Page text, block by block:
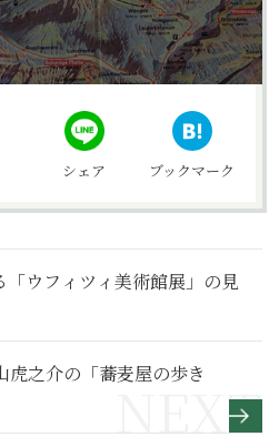
シェア ブックマーク
ウフィツィ美術館展」の見
之介の「蕎麦屋の歩き